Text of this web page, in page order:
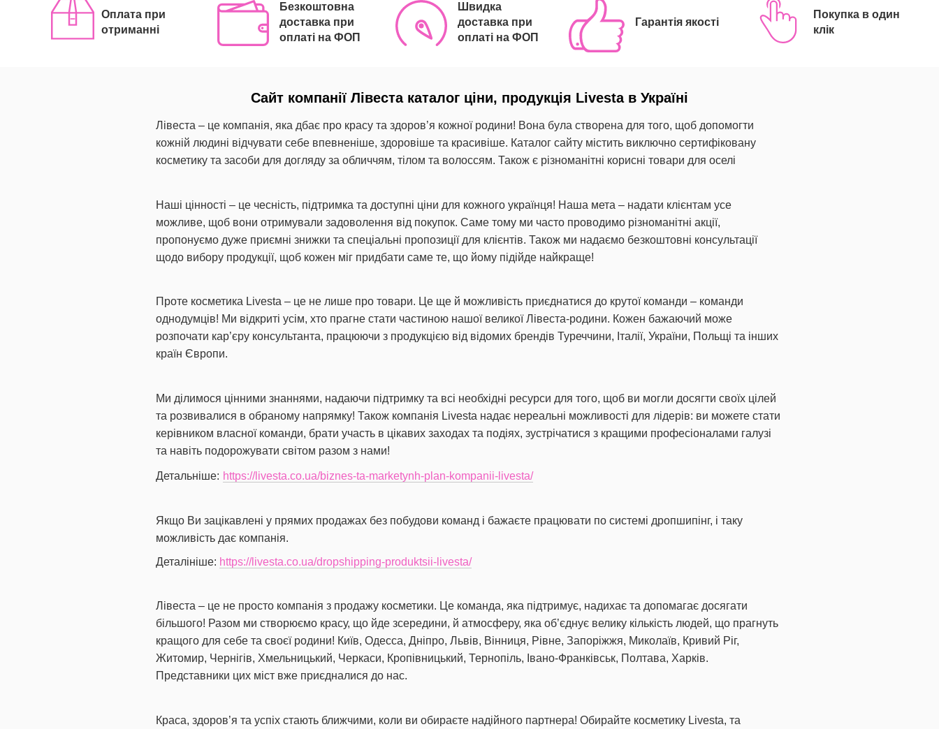
Оплата при
отриманні
Безкоштовна
доставка при
оплаті на ФОП
Швидка
доставка при
оплаті на ФОП
Гарантія якості
Покупка в один
клік
Сайт компанії Лівеста каталог ціни, продукція Livesta в Україні
Лівеста – це компанія, яка дбає про красу та здоров’я кожної родини! Вона була створена для того, щоб допомогти
кожній людині відчувати себе впевненіше, здоровіше та красивіше. Каталог сайту містить виключно сертифіковану
косметику та засоби для догляду за обличчям, тілом та волоссям. Також є різноманітні корисні товари для оселі
Наші цінності – це чесність, підтримка та доступні ціни для кожного українця! Наша мета – надати клієнтам усе
можливе, щоб вони отримували задоволення від покупок. Саме тому ми часто проводимо різноманітні акції,
пропонуємо дуже приємні знижки та спеціальні пропозиції для клієнтів. Також ми надаємо безкоштовні консультації
щодо вибору продукції, щоб кожен міг придбати саме те, що йому підійде найкраще!
Проте косметика Livesta – це не лише про товари. Це ще й можливість приєднатися до крутої команди – команди
однодумців! Ми відкриті усім, хто прагне стати частиною нашої великої Лівеста-родини. Кожен бажаючий може
розпочати кар’єру консультанта, працюючи з продукцією від відомих брендів Туреччини, Італії, України, Польщі та інших
країн Європи.
Ми ділимося цінними знаннями, надаючи підтримку та всі необхідні ресурси для того, щоб ви могли досягти своїх цілей
та розвивалися в обраному напрямку! Також компанія Livesta надає нереальні можливості для лідерів: ви можете стати
керівником власної команди, брати участь в цікавих заходах та подіях, зустрічатися з кращими професіоналами галузі
та навіть подорожувати світом разом з нами!
Детальніше: https://livesta.co.ua/biznes-ta-marketynh-plan-kompanii-livesta/
Якщо Ви зацікавлені у прямих продажах без побудови команд і бажаєте працювати по системі дропшипінг, і таку
можливість дає компанія.
Деталініше: https://livesta.co.ua/dropshipping-produktsii-livesta/
Лівеста – це не просто компанія з продажу косметики. Це команда, яка підтримує, надихає та допомагає досягати
більшого! Разом ми створюємо красу, що йде зсередини, й атмосферу, яка об’єднує велику кількість людей, що прагнуть
кращого для себе та своєї родини! Київ, Одесса, Дніпро, Львів, Вінниця, Рівне, Запоріжжя, Миколаїв, Кривий Ріг,
Житомир, Чернігів, Хмельницький, Черкаси, Кропівницький, Тернопіль, Івано-Франківськ, Полтава, Харків.
Представники цих міст вже приєдналися до нас.
Краса, здоров’я та успіх стають ближчими, коли ви обираєте надійного партнера! Обирайте косметику Livesta, та